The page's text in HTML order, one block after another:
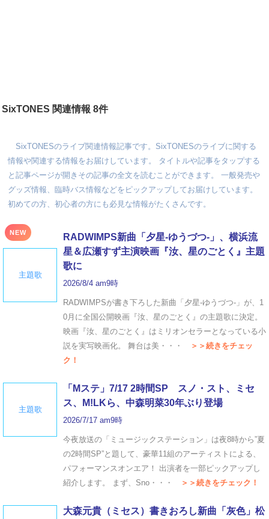
SixTONES 関連情報 8件
SixTONESのライブ関連情報記事です。SixTONESのライブに関する
情報や関連する情報をお届けしています。 タイトルや記事をタップする
と記事ページが開きその記事の全文を読むことができます。 一般発売や
グッズ情報、臨時バス情報などをピックアップしてお届けしています。
初めての方、初心者の方にも必見な情報がたくさんです。
NEW
主題歌
RADWIMPS新曲「夕星-ゆうづつ-」、横浜流
星＆広瀬すず主演映画『汝、星のごとく』主題
歌に
2026/8/4 am9時
RADWIMPSが書き下ろした新曲「夕星-ゆうづつ-」が、1
0月に全国公開映画『汝、星のごとく』の主題歌に決定。
映画『汝、星のごとく』はミリオンセラーとなっている小
説を実写映画化。 舞台は美・・・
＞＞続きをチェッ
ク！
主題歌
「Mステ」7/17 2時間SP スノ・スト、ミセ
ス、M!LKら、中森明菜30年ぶり登場
2026/7/17 am9時
今夜放送の「ミュージックステーション」は夜8時から”夏
の2時間SP”と題して、豪華11組のアーティストによる、
パフォーマンスオンエア！ 出演者を一部ピックアップし
紹介します。 まず、Sno・・・
＞＞続きをチェック！
大森元貴（ミセス）書きおろし新曲「灰色」松